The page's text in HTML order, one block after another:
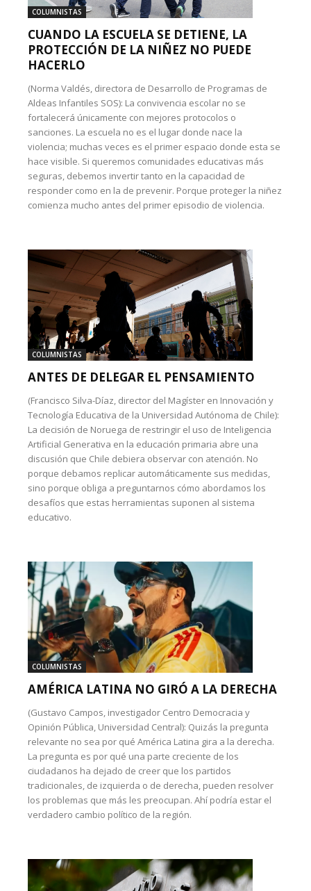
COLUMNISTAS
CUANDO LA ESCUELA SE DETIENE, LA
PROTECCIÓN DE LA NIÑEZ NO PUEDE
HACERLO
(Norma Valdés, directora de Desarrollo de Programas de
Aldeas Infantiles SOS): La convivencia escolar no se
fortalecerá únicamente con mejores protocolos o
sanciones. La escuela no es el lugar donde nace la
violencia; muchas veces es el primer espacio donde esta se
hace visible. Si queremos comunidades educativas más
seguras, debemos invertir tanto en la capacidad de
responder como en la de prevenir. Porque proteger la niñez
comienza mucho antes del primer episodio de violencia.
COLUMNISTAS
ANTES DE DELEGAR EL PENSAMIENTO
(Francisco Silva-Díaz, director del Magíster en Innovación y
Tecnología Educativa de la Universidad Autónoma de Chile):
La decisión de Noruega de restringir el uso de Inteligencia
Artificial Generativa en la educación primaria abre una
discusión que Chile debiera observar con atención. No
porque debamos replicar automáticamente sus medidas,
sino porque obliga a preguntarnos cómo abordamos los
desafíos que estas herramientas suponen al sistema
educativo.
COLUMNISTAS
AMÉRICA LATINA NO GIRÓ A LA DERECHA
(Gustavo Campos, investigador Centro Democracia y
Opinión Pública, Universidad Central): Quizás la pregunta
relevante no sea por qué América Latina gira a la derecha.
La pregunta es por qué una parte creciente de los
ciudadanos ha dejado de creer que los partidos
tradicionales, de izquierda o de derecha, pueden resolver
los problemas que más les preocupan. Ahí podría estar el
verdadero cambio político de la región.